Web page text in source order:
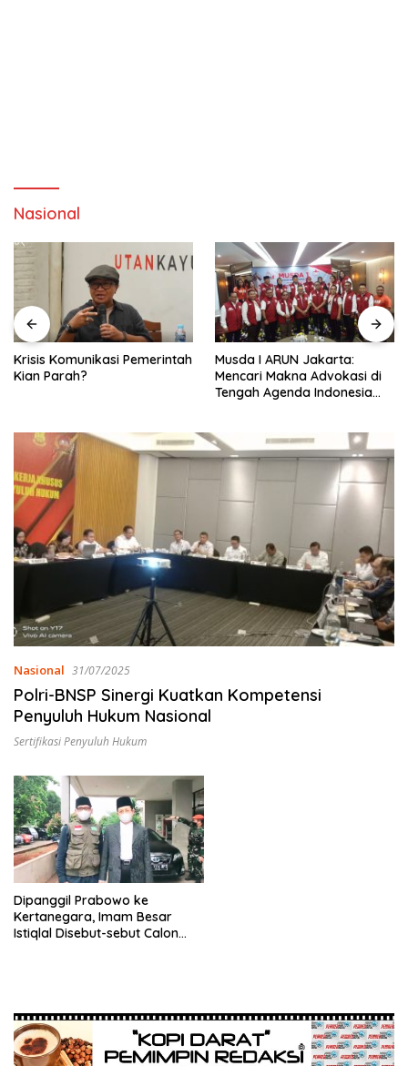
Nasional
Krisis Komunikasi Pemerintah
Kian Parah?
Musda I ARUN Jakarta:
Mencari Makna Advokasi di
Tengah Agenda Indonesia
Nasional 31/07/2025
Polri-BNSP Sinergi Kuatkan Kompetensi
Penyuluh Hukum Nasional
Sertifikasi Penyuluh Hukum
Dipanggil Prabowo ke
Kertanegara, Imam Besar
Istiqlal Disebut-sebut Calon